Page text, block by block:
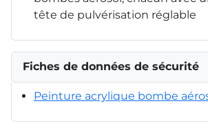
tête de pulvérisation réglable
Fiches de données de sécurité
Peinture acrylique bombe